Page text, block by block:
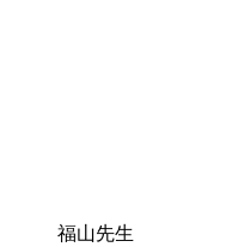
福山先生